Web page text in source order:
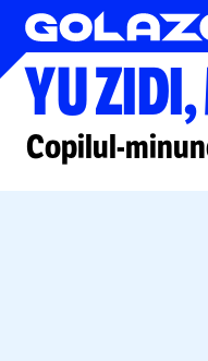
Înot
YU
Copilul-